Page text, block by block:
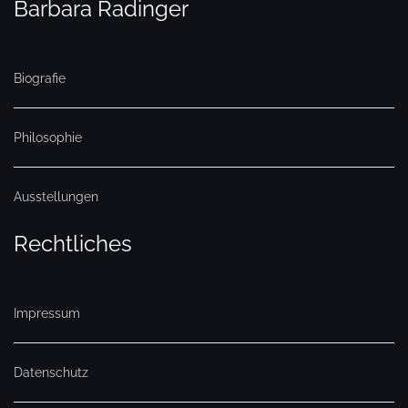
Barbara Radinger
Biografie
Philosophie
Ausstellungen
Rechtliches
Impressum
Datenschutz